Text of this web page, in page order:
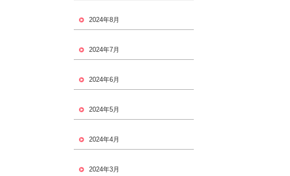
2024年8月
2024年7月
2024年6月
2024年5月
2024年4月
2024年3月